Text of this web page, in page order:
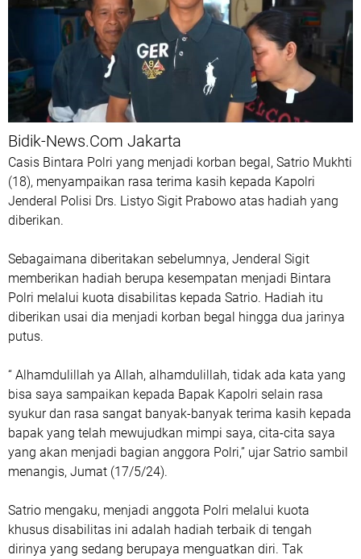
Bidik-News.Com Jakarta
Casis Bintara Polri yang menjadi korban begal, Satrio Mukhti
(18), menyampaikan rasa terima kasih kepada Kapolri
Jenderal Polisi Drs. Listyo Sigit Prabowo atas hadiah yang
diberikan.
Sebagaimana diberitakan sebelumnya, Jenderal Sigit
memberikan hadiah berupa kesempatan menjadi Bintara
Polri melalui kuota disabilitas kepada Satrio. Hadiah itu
diberikan usai dia menjadi korban begal hingga dua jarinya
putus.
“ Alhamdulillah ya Allah, alhamdulillah, tidak ada kata yang
bisa saya sampaikan kepada Bapak Kapolri selain rasa
syukur dan rasa sangat banyak-banyak terima kasih kepada
bapak yang telah mewujudkan mimpi saya, cita-cita saya
yang akan menjadi bagian anggora Polri,” ujar Satrio sambil
menangis, Jumat (17/5/24).
Satrio mengaku, menjadi anggota Polri melalui kuota
khusus disabilitas ini adalah hadiah terbaik di tengah
dirinya yang sedang berupaya menguatkan diri. Tak